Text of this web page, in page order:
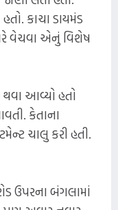
કાચા ડાયમંડ
વેચવા એનું વિશેષ
આવ્યો હતો
કેતાના
ચાલુ કરી હતી.
ઉપરના બંગલામાં